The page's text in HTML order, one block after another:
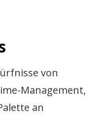
von
Management,
an